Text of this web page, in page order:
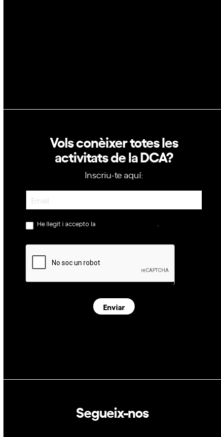
Vols conèixer totes les
activitats de la DCA?
Inscriu-te aquí:
Newsletter
He llegit i accepto la política de privacitat.
Enviar
Segueix-nos